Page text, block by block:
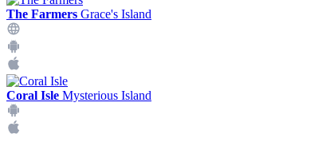
The Farmers Grace's Island
Coral Isle Mysterious Island